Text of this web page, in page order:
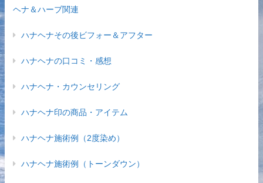
ヘナ＆ハーブ関連
ハナヘナその後ビフォー＆アフター
ハナヘナの口コミ・感想
ハナヘナ・カウンセリング
ハナヘナ印の商品・アイテム
ハナヘナ施術例（2度染め）
ハナヘナ施術例（トーンダウン）